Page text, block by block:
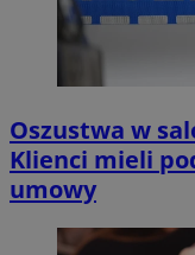
Oszustwa w
Klienci mieli
umowy